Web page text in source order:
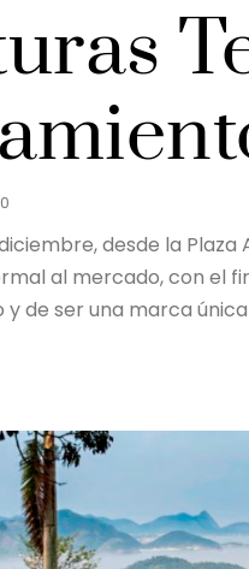
desde la
al mercado, con el
y de ser una marca